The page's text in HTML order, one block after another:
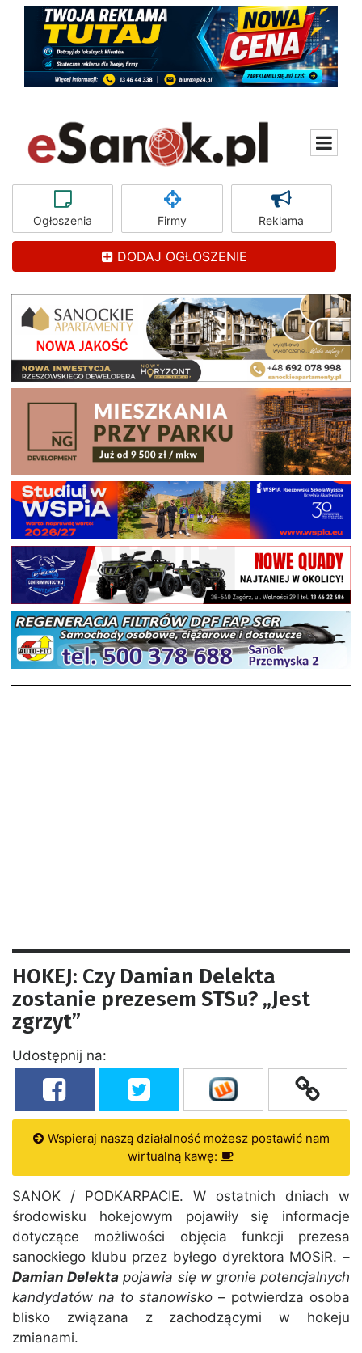
Ogłoszenia Firmy Reklama
DODAJ OGŁOSZENIE
HOKEJ: Czy Damian Delekta
zostanie prezesem STSu? „Jest
zgrzyt”
Udostępnij na:
Wspieraj naszą działalność możesz postawić nam
wirtualną kawę:
SANOK / PODKARPACIE. W ostatnich dniach w
środowisku hokejowym pojawiły się informacje
dotyczące możliwości objęcia funkcji prezesa
sanockiego klubu przez byłego dyrektora MOSiR. –
Damian Delekta pojawia się w gronie potencjalnych
kandydatów na to stanowisko – potwierdza osoba
blisko związana z zachodzącymi w hokeju
zmianami.